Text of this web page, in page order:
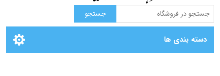
دسته بندی ها